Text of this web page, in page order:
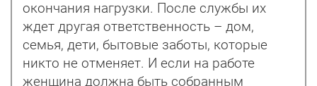
окончания нагрузки. После службы их
ждет другая ответственность – дом,
семья, дети, бытовые заботы, которые
никто не отменяет. И если на работе
женщина должна быть собранным